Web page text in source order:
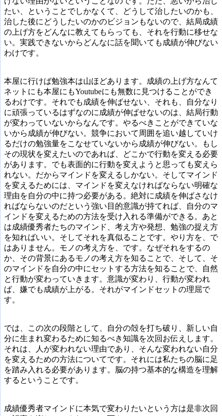
たい、ということでしかなくて、どうして治したいのかも、
治した後にどうしたいのかのビジョンもないので、結局成績
の上げ方をどんなに教えてもらっても、それを行動に移せな
い。実践できないからどんなに話を聞いても成績が伸びない
わけです。
本屋に行けば勉強本は山ほどあります。成績の上げ方なんて
ネットにも本屋にもYoutubeにも無数に見つけることができ
るわけです。それでも成績を伸ばせない、それも、自分なり
に頑張っているはずなのに成績が伸ばせないのは、結局行動
が変わっていないからなんです。やるべきことができていな
いから成績が伸びない。競争において周囲を追い越していけ
るだけの勉強量をこなせていないから成績が伸びない。もし
その現状を変えたいのであれば、どこかで行動を変える必要
があります。でも表面的に行動を変えようと思っても変えら
れない。だからマインドを変えるしかない。そしてマインド
を変えるためには、マインドを変えなければならない明確な
理由を自分の中に持つ必要がある。絶対に成績を伸ばさなけ
ればならないのだという強い目的意識が持てれば、自分のマ
インドを変えるための方法を受け入れる準備ができる。あと
は成績優秀者たちのマインド、考え方や発想、勉強の捉え方
を知ればいい。そしてそれを真似ることです。やり方を、で
はありません。モノの考え方を、です。なぜそれをするの
か、その背景にあるモノの考え方を知ることで、そして、そ
のマインドを自分の中にセットする方法を知ることで、自然
と行動が変わっていきます。意識が変わり、行動が変われ
ば、嫌でも成績が上がる。それがマインドセットの理屈で
す。
では、この次の段階として、自分の殻を打ち破り、新しい自
分に生まれ変わるために知るべき知識を次回お伝えします。
それは、人が変われない理由であり、そんな変われない自分
を変えるための方法についてです。それには私たちの脳に足
を踏み入れる必要があります。脳の持つ基本的な構造を理解
するということです。
成績優秀者マインドに本気で変わりたいという方は是非次回